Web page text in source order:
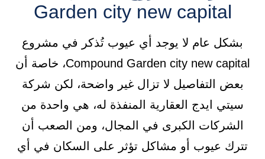
Garden city new capital
بشكل عام لا يوجد أي عيوب تُذكر في مشروع
Compound Garden city new capital، خاصة أن
بعض التفاصيل لا تزال غير واضحة، لكن شركة
سيتي ايدج العقارية المنفذة له، هي واحدة من
الشركات الكبرى في المجال، ومن الصعب أن
تترك عيوب أو مشاكل تؤثر على السكان في أي